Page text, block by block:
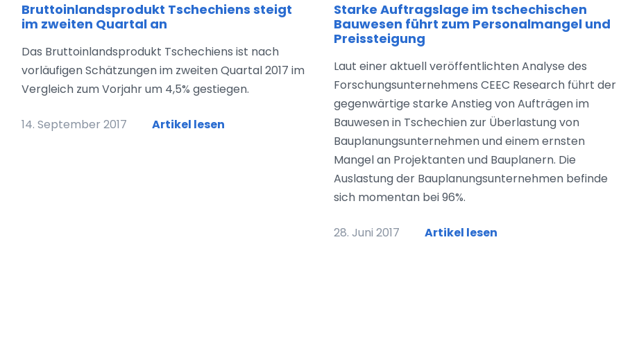
Bruttoinlandsprodukt Tschechiens steigt
im zweiten Quartal an
Das Bruttoinlandsprodukt Tschechiens ist nach
vorläufigen Schätzungen im zweiten Quartal 2017 im
Vergleich zum Vorjahr um 4,5% gestiegen.
14. September 2017 Artikel lesen
Starke Auftragslage im tschechischen
Bauwesen führt zum Personalmangel und
Preissteigung
Laut einer aktuell veröffentlichten Analyse des
Forschungsunternehmens CEEC Research führt der
gegenwärtige starke Anstieg von Aufträgen im
Bauwesen in Tschechien zur Überlastung von
Bauplanungsunternehmen und einem ernsten
Mangel an Projektanten und Bauplanern. Die
Auslastung der Bauplanungsunternehmen befinde
sich momentan bei 96%.
28. Juni 2017 Artikel lesen